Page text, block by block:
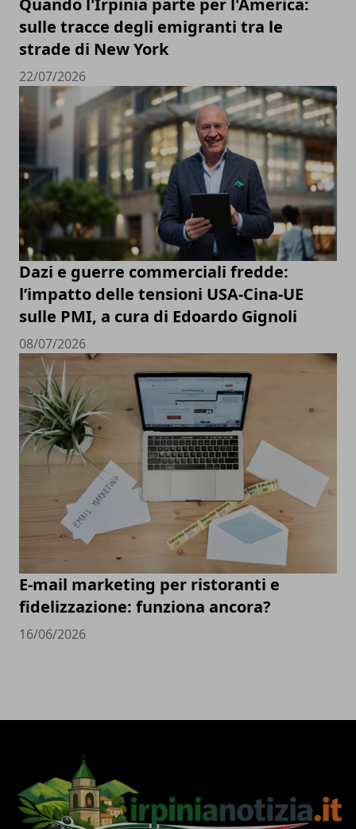
Quando l'Irpinia parte per l'America:
sulle tracce degli emigranti tra le
strade di New York
22/07/2026
Dazi e guerre commerciali fredde:
l’impatto delle tensioni USA-Cina-UE
sulle PMI, a cura di Edoardo Gignoli
08/07/2026
E-mail marketing per ristoranti e
fidelizzazione: funziona ancora?
16/06/2026